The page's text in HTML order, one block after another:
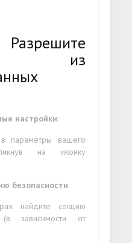
из
настройки:
параметры вашего
на иконку
безопасности:
найдите секцию
(в зависимости от